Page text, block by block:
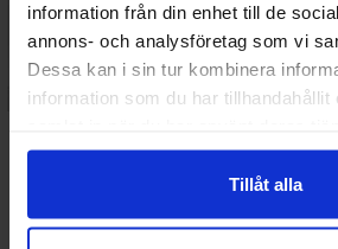
information från din enhet till de
annons- och analysföretag som vi
Dessa kan i sin tur kombinera
information som du har tillhandahållit
Tillåt alla
fr.20
utåtgående